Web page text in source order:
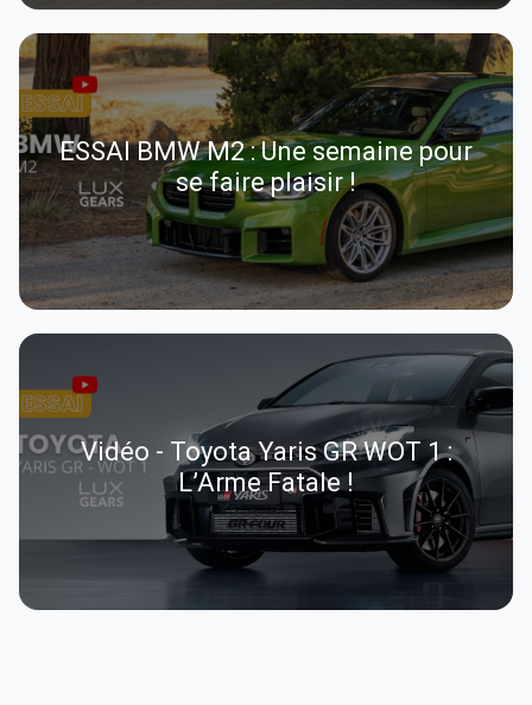
ESSAI BMW M2 : Une semaine pour
se faire plaisir !
Vidéo - Toyota Yaris GR WOT 1 :
L’Arme Fatale !